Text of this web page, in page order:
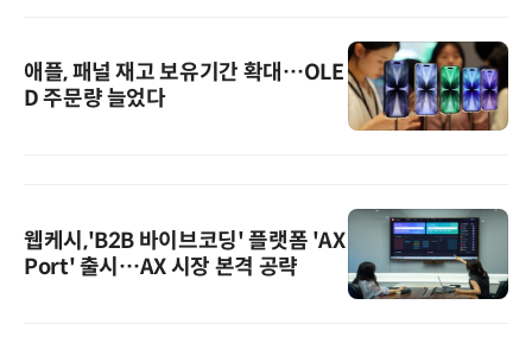
애플, 패널 재고 보유기간 확대…OLE
D 주문량 늘었다
웹케시,'B2B 바이브코딩' 플랫폼 'AX
Port' 출시…AX 시장 본격 공략